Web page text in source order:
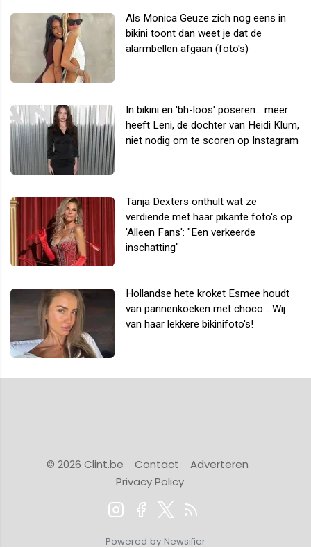
Als Monica Geuze zich nog eens in
bikini toont dan weet je dat de
alarmbellen afgaan (foto's)
In bikini en 'bh-loos' poseren... meer
heeft Leni, de dochter van Heidi Klum,
niet nodig om te scoren op Instagram
Tanja Dexters onthult wat ze
verdiende met haar pikante foto's op
'Alleen Fans': "Een verkeerde
inschatting"
Hollandse hete kroket Esmee houdt
van pannenkoeken met choco... Wij
van haar lekkere bikinifoto's!
© 2026 Clint.be Contact
Adverteren
Privacy Policy
Powered by Newsifier